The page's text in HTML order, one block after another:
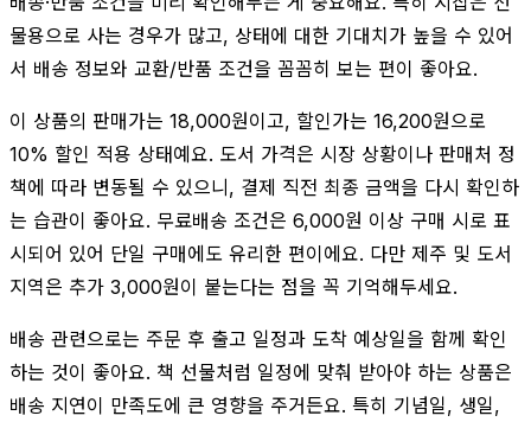
물용으로 사는 경우가 많고, 상태에 대한 기대치가 높을 수 있어
서 배송 정보와 교환/반품 조건을 꼼꼼히 보는 편이 좋아요.
이 상품의 판매가는 18,000원이고, 할인가는 16,200원으로
10% 할인 적용 상태예요. 도서 가격은 시장 상황이나 판매처 정
책에 따라 변동될 수 있으니, 결제 직전 최종 금액을 다시 확인하
는 습관이 좋아요. 무료배송 조건은 6,000원 이상 구매 시로 표
시되어 있어 단일 구매에도 유리한 편이에요. 다만 제주 및 도서
지역은 추가 3,000원이 붙는다는 점을 꼭 기억해두세요.
배송 관련으로는 주문 후 출고 일정과 도착 예상일을 함께 확인
하는 것이 좋아요. 책 선물처럼 일정에 맞춰 받아야 하는 상품은
배송 지연이 만족도에 큰 영향을 주거든요. 특히 기념일, 생일,